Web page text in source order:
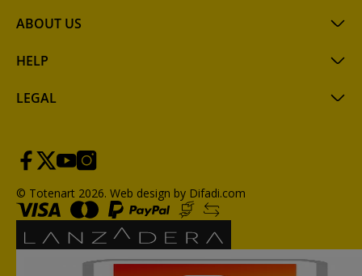
ABOUT US
HELP
LEGAL
© Totenart 2026. Web design by Difadi.com